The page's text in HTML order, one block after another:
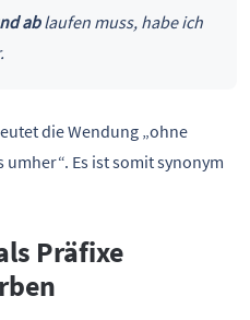
ablaufen muss, habe ich
die Wendung „ohne
Es ist somit synonym
Präfixe